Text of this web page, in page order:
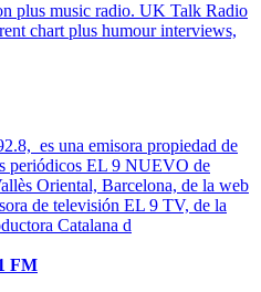
plus music radio. UK Talk Radio
chart plus humour interviews,
es una emisora propiedad de
periódicos EL 9 NUEVO de
Oriental, Barcelona, de la web
de televisión EL 9 TV, de la
Catalana d
FM